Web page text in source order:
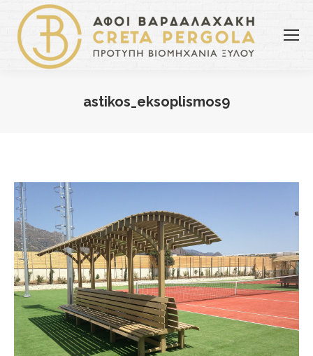
astikos_eksoplismos9